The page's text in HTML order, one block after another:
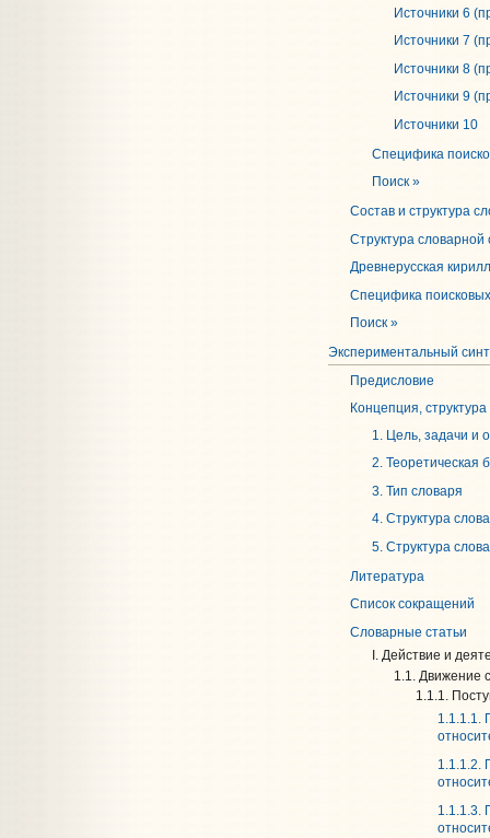
Источники 6
Источники 7
Источники 8
Источники 9
Источники 10
Специфика
Поиск »
Состав и структура
Структура словарной
Древнерусская
Специфика поисковых
Поиск »
Экспериментальный
Предисловие
Концепция,
1. Цель, задачи и
2. Теоретическая
3. Тип словаря
4. Структура
5. Структура
Литература
Список сокращений
Словарные статьи
I. Действие и
1.1. Движение
1.1.1.
1.1.1.1.
1.1.1.2.
1.1.1.3.